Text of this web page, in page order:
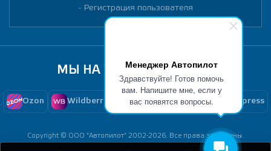
Менеджер Автопилот
Здравствуйте! Готов помочь
вам. Напишите мне, если у
вас появятся вопросы.
Регистрация пользователя
МЫ НА МАРКЕТПЛЕЙСАХ
Ozon Wildberries Yandex Market Aliexpress
Copyright © ООО "Автопилот" 2002-2026. Все права защищены.